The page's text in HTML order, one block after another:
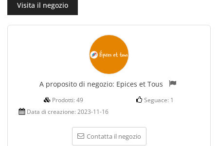
Visita il negozio
A proposito di negozio: Epices et Tous
Prodotti: 49 Seguace: 1
Data di creazione: 2023-11-16
Contatta il negozio